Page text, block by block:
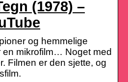
(1978) –
og hemmelige
en mikrofilm… Noget med
Filmen er den sjette, og